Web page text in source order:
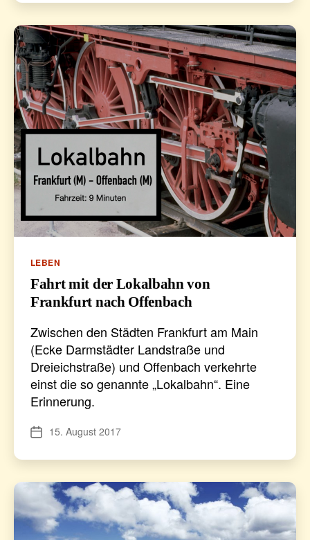
Kategorien
LEBEN
Fahrt mit der Lokalbahn von
Frankfurt nach Offenbach
Zwischen den Städten Frankfurt am Main
(Ecke Darmstädter Landstraße und
Dreieichstraße) und Offenbach verkehrte
einst die so genannte „Lokalbahn“. Eine
Erinnerung.
Veröffentlichungsdatum
15. August 2017